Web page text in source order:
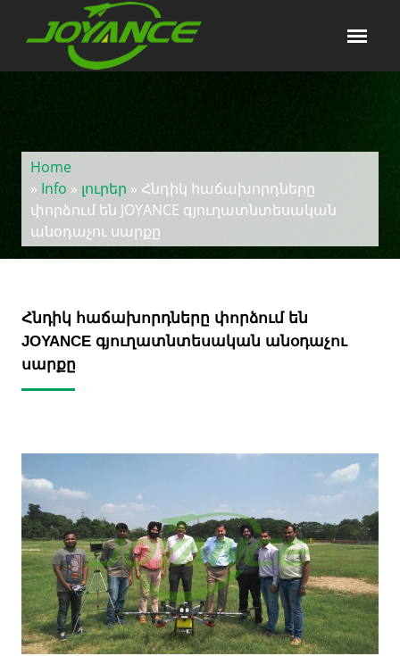
Home
» Info » լուրեր » Հնդիկ հաճախորդները
փորձում են JOYANCE գյուղատնտեսական
անօդաչու սարքը
Հնդիկ հաճախորդները փորձում են
JOYANCE գյուղատնտեսական անօդաչու
սարքը